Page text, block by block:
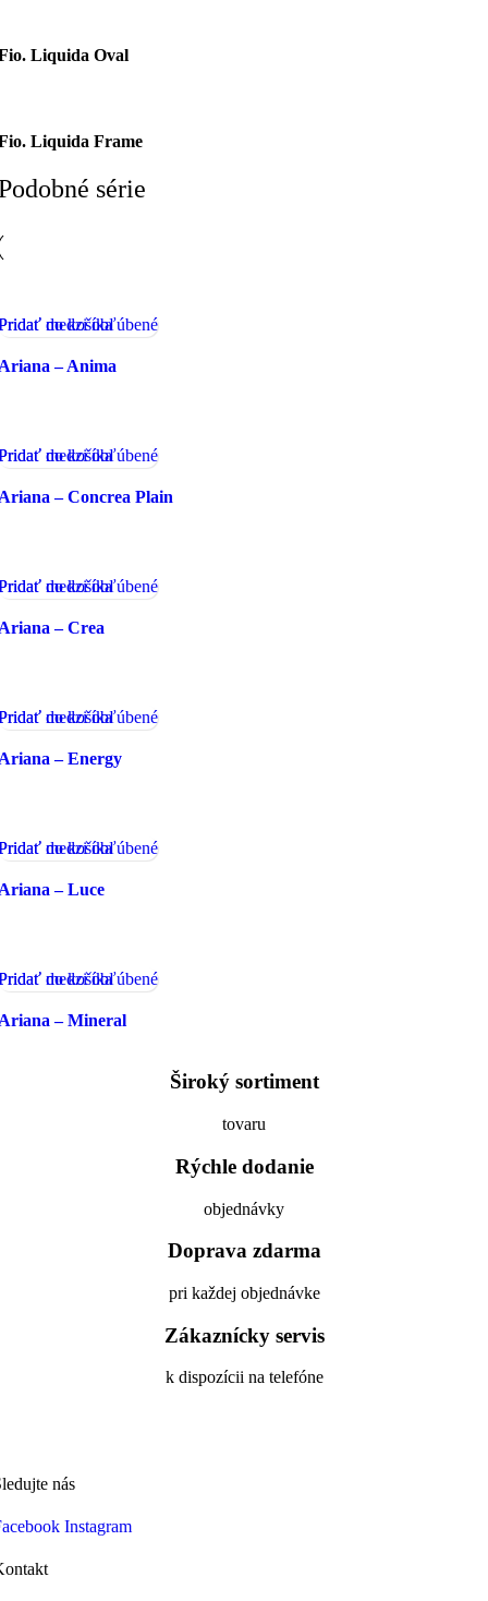
Liquida Oval
Liquida Frame
série
medzi obľúbené
do košíka
– Anima
medzi obľúbené
do košíka
– Concrea Plain
medzi obľúbené
do košíka
– Crea
medzi obľúbené
do košíka
– Energy
medzi obľúbené
do košíka
– Luce
medzi obľúbené
do košíka
– Mineral
Široký sortiment
tovaru
Rýchle dodanie
objednávky
Doprava zdarma
pri každej objednávke
Zákaznícky servis
k dispozícii na telefóne
nás
Instagram